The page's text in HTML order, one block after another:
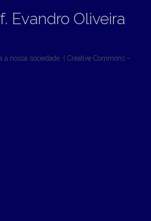
Evandro Oliveira
à nossa sociedade. ( Creative Commons –